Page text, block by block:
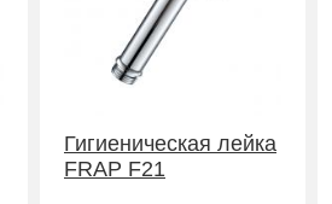
Гигиеническая лейка
FRAP F21